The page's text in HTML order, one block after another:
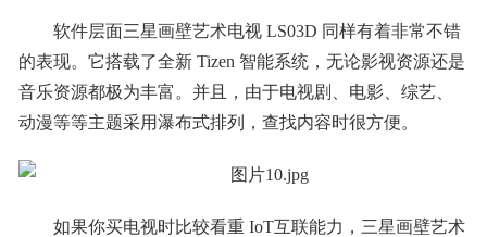
软件层面三星画壁艺术电视 LS03D 同样有着非常不错
的表现。它搭载了全新 Tizen 智能系统，无论影视资源还是
音乐资源都极为丰富。并且，由于电视剧、电影、综艺、
动漫等等主题采用瀑布式排列，查找内容时很方便。
如果你买电视时比较看重 IoT互联能力，三星画壁艺术